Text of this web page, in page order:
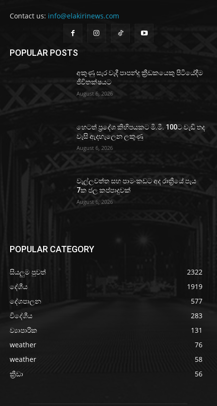
Contact us: info@elakirinews.com
POPULAR POSTS
අකුණු සැර වැදී පාපන්දු ක්‍රීඩකයෙකු පිටියේදීම
ජීවිතක්ෂයට
August 6, 2026
හෙටත් ප්‍රදේශ කිහිපයකට මි.මී. 100ට වැඩි තද
වැසි ඇදහැලෙන ලකුණු
August 6, 2026
වැල්ලවත්ත සහ පාමංකඩට අද රාත්‍රියේ පැය
7ක ජල කප්පාදුවක්
August 6, 2026
POPULAR CATEGORY
සියලුම පුවත්
2322
දේශීය
1919
දේශපාලන
577
විදේශීය
283
ව්‍යාපාරික
131
weather
76
weather
58
ක්‍රීඩා
56